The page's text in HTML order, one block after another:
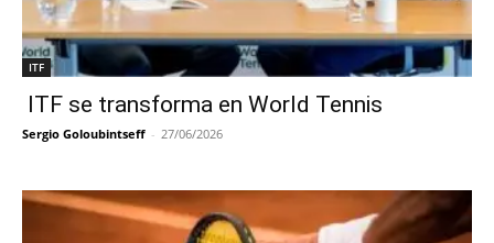
ITF
ITF se transforma en World Tennis
Sergio Goloubintseff - 27/06/2026